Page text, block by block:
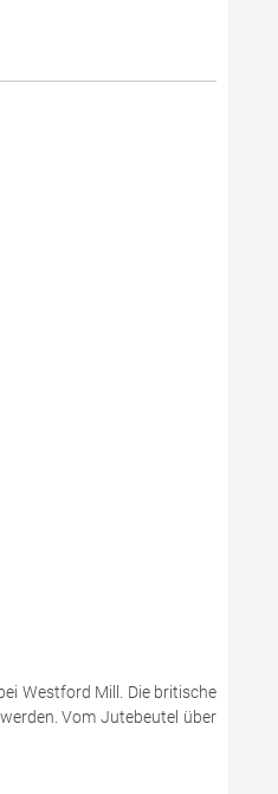
Westford Mill. Die britische
Vom Jutebeutel über